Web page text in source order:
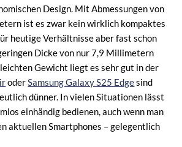
Design. Mit Abmessungen von
ist es zwar kein wirklich kompaktes
heutige Verhältnisse aber fast schon
Dicke von nur 7,9 Millimetern
Gewicht liegt es sehr gut in der
oderSamsung Galaxy S25 Edgesind
dünner. In vielen Situationen lässt
einhändig bedienen, auch wenn man
aktuellen Smartphones – gelegentlich